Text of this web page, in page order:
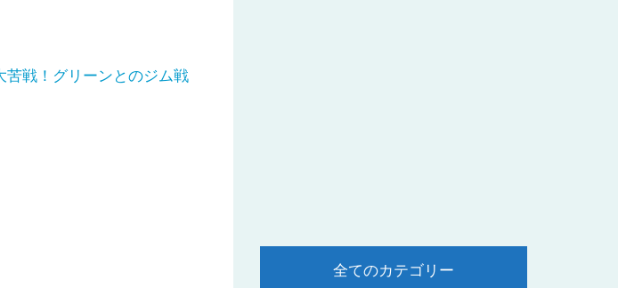
苦戦！グリーンとのジム戦
全てのカテゴリー